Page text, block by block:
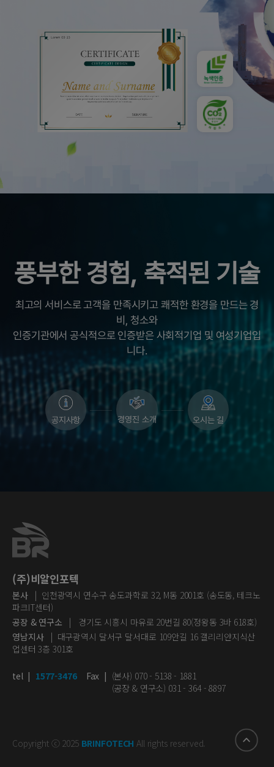
풍부한 경험, 축적된 기술
최고의 서비스로 고객을 만족시키고 쾌적한 환경을 만드는 경
비, 청소와
인증기관에서 공식적으로 인증받은 사회적기업 및 여성기업입
니다.
공지사항 경영진 소개 오시는 길
(주)비알인포텍
본사| 인천광역시 연수구 송도과학로 32, M동 2001호 (송도동, 테크노
파크IT센터)
공장 & 연구소 | 경기도 시흥시 마유로 20번길 80(정왕동 3바 618호)
영남지사| 대구광역시 달서구 달서대로 109안길 16 갤리리얀지식산
업센터 3층 301호
tel| 1577-3476 Fax | (본사) 070 - 5138 - 1881
(공장 & 연구소) 031 - 364 - 8897
Copyright ⓒ 2025 BRINFOTECH All rights reserved.